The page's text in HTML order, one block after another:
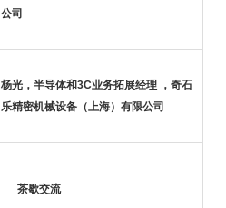
公司
杨光，半导体和3C业务拓展经理 ，奇石
乐精密机械设备（上海）有限公司
茶歇交流